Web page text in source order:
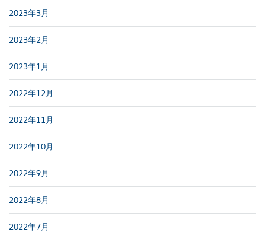
2023年3月
2023年2月
2023年1月
2022年12月
2022年11月
2022年10月
2022年9月
2022年8月
2022年7月